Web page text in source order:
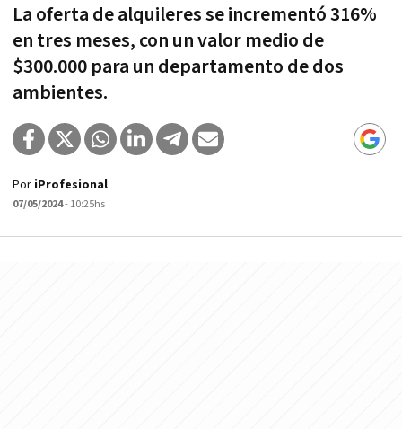
La oferta de alquileres se incrementó 316%
en tres meses, con un valor medio de
$300.000 para un departamento de dos
ambientes.
Por iProfesional
07/05/2024- 10:25hs